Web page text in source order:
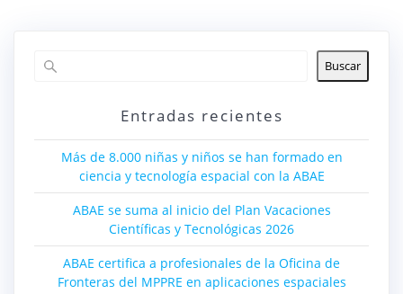
Buscar
Entradas recientes
Más de 8.000 niñas y niños se han formado en
ciencia y tecnología espacial con la ABAE
ABAE se suma al inicio del Plan Vacaciones
Científicas y Tecnológicas 2026
ABAE certifica a profesionales de la Oficina de
Fronteras del MPPRE en aplicaciones espaciales